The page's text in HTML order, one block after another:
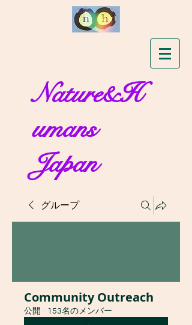
Nature&H
umans
Japan
グループ
Community Outreach
公開 · 153名のメンバー